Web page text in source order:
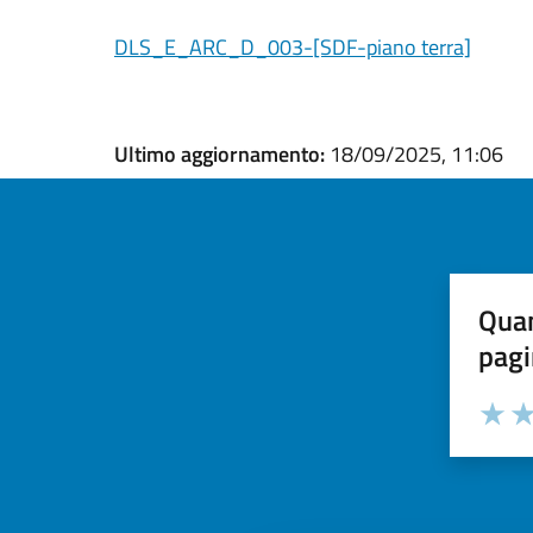
DLS_E_ARC_D_003-[SDF-piano terra]
Ultimo aggiornamento: 18/09/2025, 11:06
Valuta